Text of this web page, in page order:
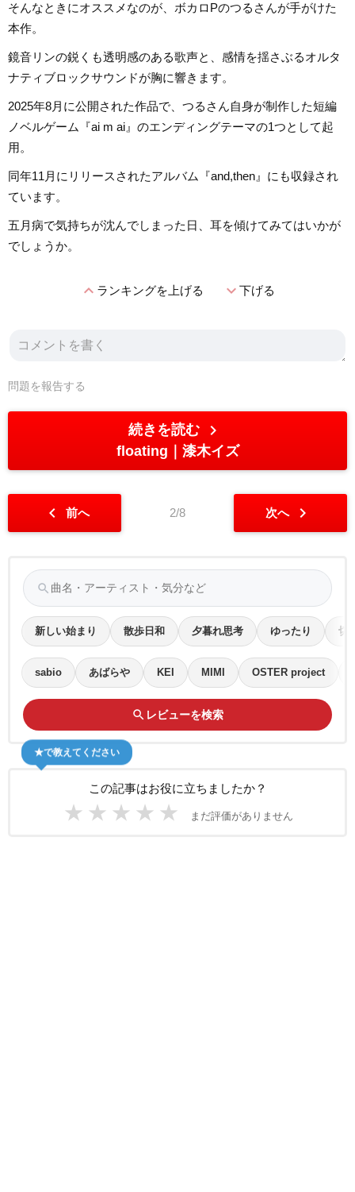
そんなときにオススメなのが、ボカロPのつるさんが手がけた
本作。
鏡音リンの鋭くも透明感のある歌声と、感情を揺さぶるオルタ
ナティブロックサウンドが胸に響きます。
2025年8月に公開された作品で、つるさん自身が制作した短編
ノベルゲーム『ai m ai』のエンディングテーマの1つとして起
用。
同年11月にリリースされたアルバム『and,then』にも収録され
ています。
五月病で気持ちが沈んでしまった日、耳を傾けてみてはいかが
でしょうか。
expand_lessランキングを上げる expand_more下げる
問題を報告する
続きを読む chevron_right
floating 漆木イズ
chevron_left 前へ 2/8 次へ chevron_right
search
新しい始まり 散歩日和 夕暮れ思考 ゆったり 切
sabio あばらや KEI MIMI OSTER project
search レビューを検索
この記事はお役に立ちましたか？
★ ★ ★ ★ ★ まだ評価がありません
★で教えてください